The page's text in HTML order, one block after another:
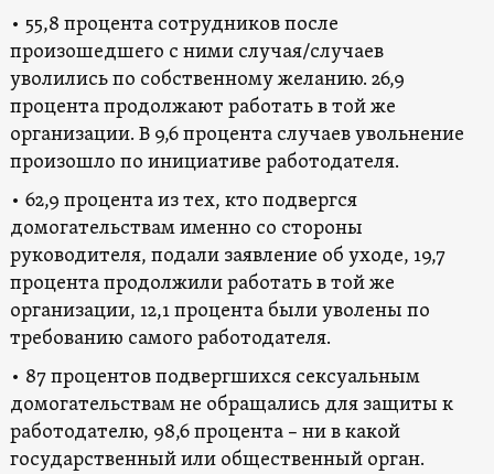
• 55,8 процента сотрудников после
произошедшего с ними случая/случаев
уволились по собственному желанию. 26,9
процента продолжают работать в той же
организации. В 9,6 процента случаев увольнение
произошло по инициативе работодателя.
• 62,9 процента из тех, кто подвергся
домогательствам именно со стороны
руководителя, подали заявление об уходе, 19,7
процента продолжили работать в той же
организации, 12,1 процента были уволены по
требованию самого работодателя.
• 87 процентов подвергшихся сексуальным
домогательствам не обращались для защиты к
работодателю, 98,6 процента – ни в какой
государственный или общественный орган.